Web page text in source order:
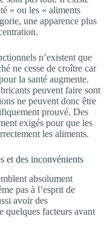
» ou les « aliments
une apparence plus
n’existent que
ne cesse de croître car
la santé augmente.
peuvent faire sont
ne peuvent donc être
prouvé. Des
exigés pour que les
les aliments.
et des inconvénients
absolument
pas à l’esprit de
avoir des
quelques facteurs avant